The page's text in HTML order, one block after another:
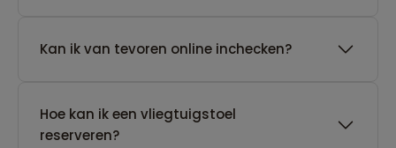
Kan ik van tevoren online inchecken?
Hoe kan ik een vliegtuigstoel
reserveren?